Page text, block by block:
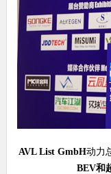
AVL List GmbH动力
BEV和